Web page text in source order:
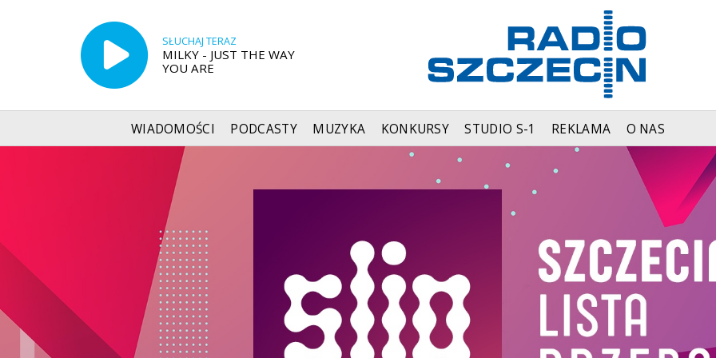
SŁUCHAJ TERAZ
MILKY - JUST THE WAY
YOU ARE
WIADOMOŚCI PODCASTY MUZYKA KONKURSY STUDIO S-1 REKLAMA O NAS